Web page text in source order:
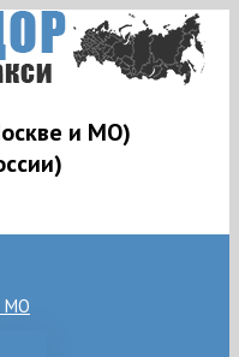
и МО)
МО